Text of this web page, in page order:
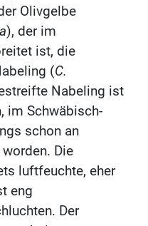
Olivgelbe
), der im
ist, die
(C.
Nabeling ist
im Schwäbisch-
schon an
Die
luftfeuchte, eher
eng
Der